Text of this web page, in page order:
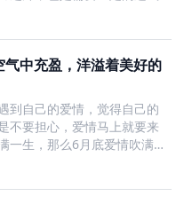
考试方面运气爆棚，借此
中充盈，洋溢着美好的
到自己的爱情，觉得自己的
不要担心，爱情马上就要来
一生，那么6月底爱情吹满
？6月底爱情吹满地真爱重